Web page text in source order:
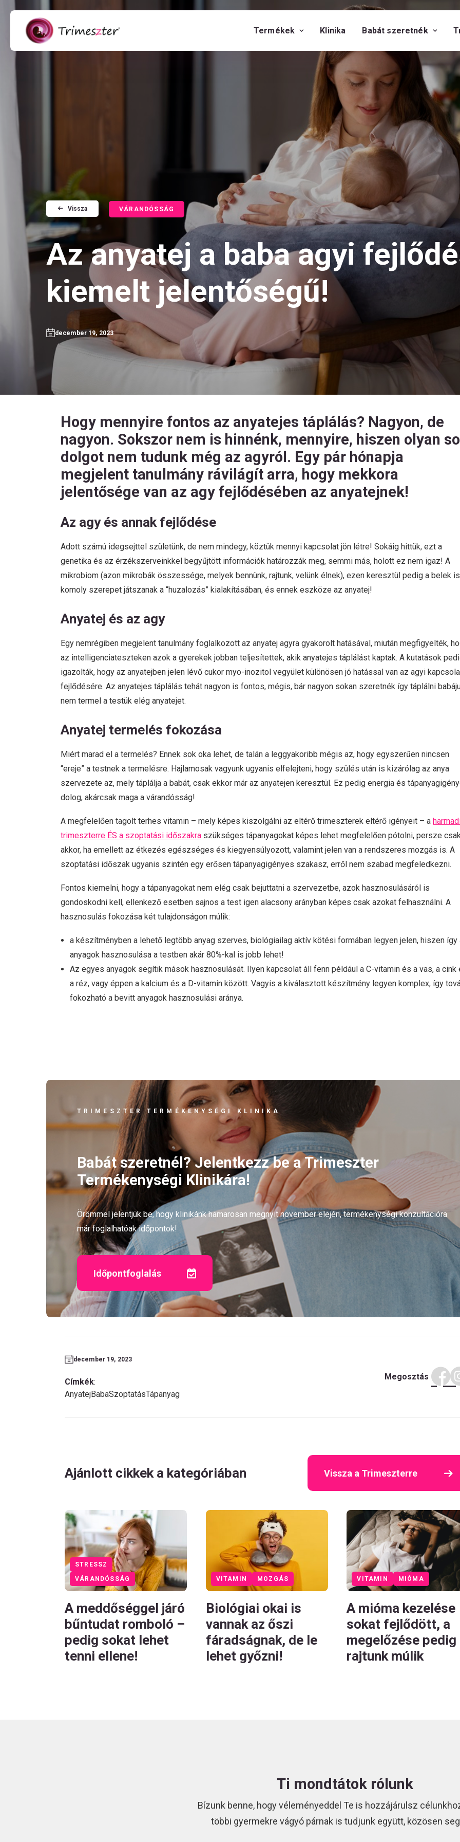
Termékek Klinika Babát szeretnék
Vissza VÁRANDÓSSÁG
Az anyatej a baba agyi
kiemelt jelentőségű!
december 19, 2023
Hogy mennyire fontos az anyatejes táplálás? Nagyon, de
nagyon. Sokszor nem is hinnénk, mennyire, hiszen olyan
dolgot nem tudunk még az agyról. Egy pár hónapja
megjelent tanulmány rávilágít arra, hogy mekkora
jelentősége van az agy fejlődésében az anyatejnek!
Az agy és annak fejlődése
Adott számú idegsejttel születünk, de nem mindegy, köztük mennyi kapcsolat jön létre! Sokáig hittük, ezt a
genetika és az érzékszerveinkkel begyűjtött információk határozzák meg, semmi más, holott ez nem igaz! A
mikrobiom (azon mikrobák összessége, melyek bennünk, rajtunk, velünk élnek), ezen keresztül pedig a belek is
komoly szerepet játszanak a “huzalozás” kialakításában, és ennek eszköze az anyatej!
Anyatej és az agy
Egy nemrégiben megjelent tanulmány foglalkozott az anyatej agyra gyakorolt hatásával, miután megfigyelték,
az intelligenciateszteken azok a gyerekek jobban teljesítettek, akik anyatejes táplálást kaptak. A kutatások
igazolták, hogy az anyatejben jelen lévő cukor myo-inozitol vegyület különösen jó hatással van az agyi
fejlődésére. Az anyatejes táplálás tehát nagyon is fontos, mégis, bár nagyon sokan szeretnék így táplálni
nem termel a testük elég anyatejet.
Anyatej termelés fokozása
Miért marad el a termelés? Ennek sok oka lehet, de talán a leggyakoribb mégis az, hogy egyszerűen nincsen
“ereje” a testnek a termelésre. Hajlamosak vagyunk ugyanis elfelejteni, hogy szülés után is kizárólag az anya
szervezete az, mely táplálja a babát, csak ekkor már az anyatejen keresztül. Ez pedig energia és
dolog, akárcsak maga a várandósság!
A megfelelően tagolt terhes vitamin – mely képes kiszolgálni az eltérő trimeszterek eltérő igényeit – a
trimeszterre ÉS a szoptatási időszakra szükséges tápanyagokat képes lehet megfelelően pótolni, persze
akkor, ha emellett az étkezés egészséges és kiegyensúlyozott, valamint jelen van a rendszeres mozgás is. A
szoptatási időszak ugyanis szintén egy erősen tápanyagigényes szakasz, erről nem szabad megfeledkezni.
Fontos kiemelni, hogy a tápanyagokat nem elég csak bejuttatni a szervezetbe, azok hasznosulásáról is
gondoskodni kell, ellenkező esetben sajnos a test igen alacsony arányban képes csak azokat felhasználni. A
hasznosulás fokozása két tulajdonságon múlik:
a készítményben a lehető legtöbb anyag szerves, biológiailag aktív kötési formában legyen jelen, hiszen így
anyagok hasznosulása a testben akár 80%-kal is jobb lehet!
Az egyes anyagok segítik mások hasznosulását. Ilyen kapcsolat áll fenn például a C-vitamin és a vas, a cink
a réz, vagy éppen a kalcium és a D-vitamin között. Vagyis a kiválasztott készítmény legyen komplex, így
fokozható a bevitt anyagok hasznosulási aránya.
TRIMESZTER TERMÉKENYSÉGI KLINIKA
Babát szeretnél? Jelentkezz be a Trimeszter
Termékenységi Klinikára!
Örömmel jelentjük be, hogy klinikánk hamarosan megnyit november elején, termékenységi konzultációra
már foglalhatóak időpontok!
Időpontfoglalás
december 19, 2023
Címkék:
AnyatejBabaSzoptatásTápanyag
Megosztás
Ajánlott cikkek a kategóriában Vissza a Trimeszterre
VÁRANDÓSSÁG
STRESSZ
A meddőséggel járó
bűntudat romboló –
pedig sokat lehet
tenni ellene!
VITAMIN MOZGÁS
Biológiai okai is
vannak az őszi
fáradságnak, de le
lehet győzni!
VITAMIN MIÓMA
A mióma kezelése
sokat fejlődött, a
megelőzése pedig
rajtunk múlik
Ti mondtátok rólunk
Bízunk benne, hogy véleményeddel Te is hozzájárulsz
többi gyermekre vágyó párnak is tudjunk együtt, közösen